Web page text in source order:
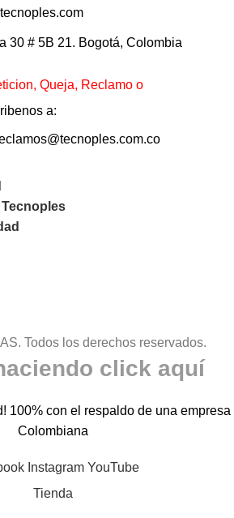
30 # 5B 21. Bogotá, Colombia
Queja, Reclamo o
a:
Todos los derechos reservados.
click aquí
100% con el respaldo de una empresa
Colombiana
Instagram YouTube
Tienda